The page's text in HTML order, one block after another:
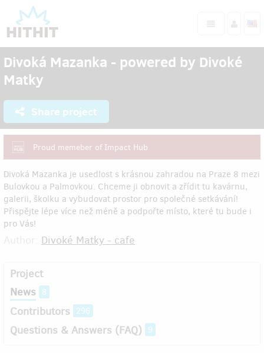
Divoká Mazanka - powered by Divoké
Matky
Share project
Proud memeber of Impact Hub
Divoká Mazanka je usedlost s krásnou zahradou na Praze 8 mezi
Bulovkou a Palmovkou. Chceme ji obnovit a zřídit tu kavárnu,
galerii, školku a vybudovat prostor pro společné setkávání!
Přispějte lépe více než méně a podpořte místo, které tu bude i
pro Vás!
Divoké Matky - cafe
Project
News 8
Contributors 296
Questions & Answers (FAQ) 9